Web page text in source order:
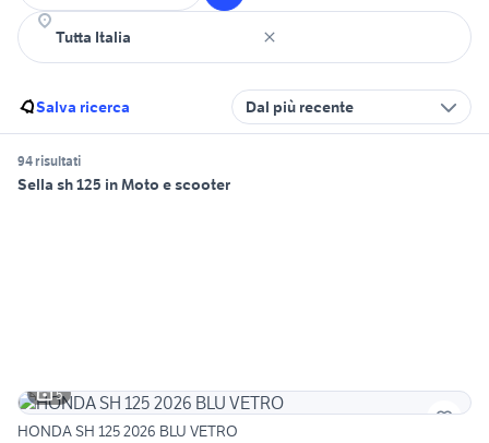
Salva ricerca Dal più recente
94 risultati
Sella sh 125 in Moto e scooter
5
HONDA SH 125 2026 BLU VETRO